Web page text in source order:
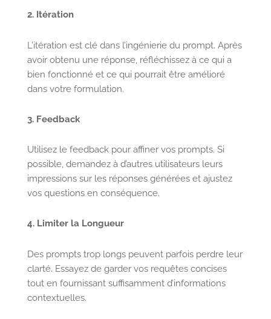
2. Itération
L’itération est clé dans l’ingénierie du prompt. Après
avoir obtenu une réponse, réfléchissez à ce qui a
bien fonctionné et ce qui pourrait être amélioré
dans votre formulation.
3. Feedback
Utilisez le feedback pour affiner vos prompts. Si
possible, demandez à d’autres utilisateurs leurs
impressions sur les réponses générées et ajustez
vos questions en conséquence.
4. Limiter la Longueur
Des prompts trop longs peuvent parfois perdre leur
clarté. Essayez de garder vos requêtes concises
tout en fournissant suffisamment d’informations
contextuelles.